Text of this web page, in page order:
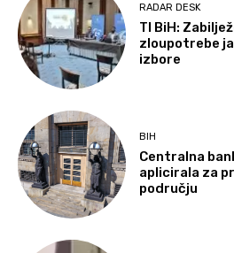
RADAR DESK
TI BiH:
zloupotrebe
izbore
BIH
Centralna
aplicirala za
području